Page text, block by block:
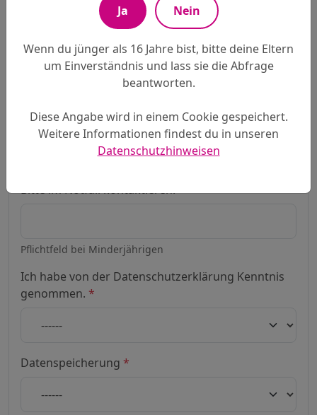
E-Mail-Adresse der Erziehungsberechtigten
Pflichtfeld bei Minderjährigen
Bitte im Notfall kontaktieren:*
Pflichtfeld bei Minderjährigen
Ich habe von der Datenschutzerklärung Kenntnis
genommen. *
Datenspeicherung *
Ja Nein
Wenn du jünger als 16 Jahre bist, bitte deine Eltern
um Einverständnis und lass sie die Abfrage
beantworten.
Diese Angabe wird in einem Cookie gespeichert.
Weitere Informationen findest du in unseren
Datenschutzhinweisen